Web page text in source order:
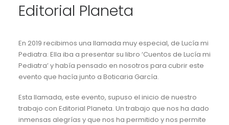
Servicios
Equipo
RED
Editorial Planeta
En 2019 recibimos una llamada muy especial, de Lucía mi
Pediatra. Ella iba a presentar su libro ‘Cuentos de Lucía mi
Pediatra’ y había pensado en nosotros para cubrir este
evento que hacía junto a Boticaria García.
Esta llamada, este evento, supuso el inicio de nuestro
trabajo con Editorial Planeta. Un trabajo que nos ha dado
inmensas alegrías y que nos ha permitido y nos permite